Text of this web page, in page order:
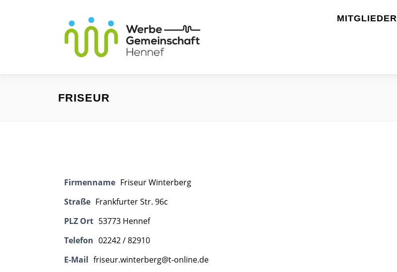
MITGLIEDER
FRISEUR
Firmenname Friseur Winterberg
Straße Frankfurter Str. 96c
PLZ Ort 53773 Hennef
Telefon 02242 / 82910
E-Mail friseur.winterberg@t-online.de